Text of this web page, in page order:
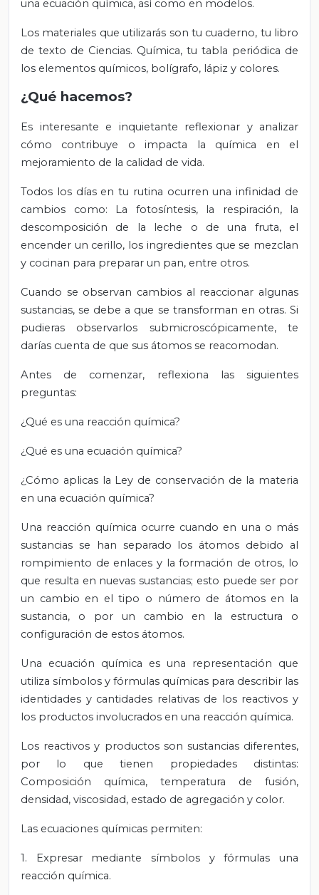
una ecuación química, así como en modelos.
Los materiales que utilizarás son tu cuaderno, tu libro
de texto de Ciencias. Química, tu tabla periódica de
los elementos químicos, bolígrafo, lápiz y colores.
¿Qué hacemos?
Es interesante e inquietante reflexionar y analizar
cómo contribuye o impacta la química en el
mejoramiento de la calidad de vida.
Todos los días en tu rutina ocurren una infinidad de
cambios como: La fotosíntesis, la respiración, la
descomposición de la leche o de una fruta, el
encender un cerillo, los ingredientes que se mezclan
y cocinan para preparar un pan, entre otros.
Cuando se observan cambios al reaccionar algunas
sustancias, se debe a que se transforman en otras. Si
pudieras observarlos submicroscópicamente, te
darías cuenta de que sus átomos se reacomodan.
Antes de comenzar, reflexiona las siguientes
preguntas:
¿Qué es una reacción química?
¿Qué es una ecuación química?
¿Cómo aplicas la Ley de conservación de la materia
en una ecuación química?
Una reacción química ocurre cuando en una o más
sustancias se han separado los átomos debido al
rompimiento de enlaces y la formación de otros, lo
que resulta en nuevas sustancias; esto puede ser por
un cambio en el tipo o número de átomos en la
sustancia, o por un cambio en la estructura o
configuración de estos átomos.
Una ecuación química es una representación que
utiliza símbolos y fórmulas químicas para describir las
identidades y cantidades relativas de los reactivos y
los productos involucrados en una reacción química.
Los reactivos y productos son sustancias diferentes,
por lo que tienen propiedades distintas:
Composición química, temperatura de fusión,
densidad, viscosidad, estado de agregación y color.
Las ecuaciones químicas permiten:
1. Expresar mediante símbolos y fórmulas una
reacción química.